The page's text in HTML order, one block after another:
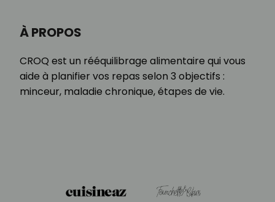
À PROPOS
CROQ est un rééquilibrage alimentaire qui vous
aide à planifier vos repas selon 3 objectifs :
minceur, maladie chronique, étapes de vie.